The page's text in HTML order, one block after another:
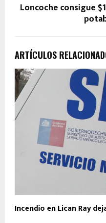
Loncoche consigue
ARTÍCULOS
Incendio en Lican Ray